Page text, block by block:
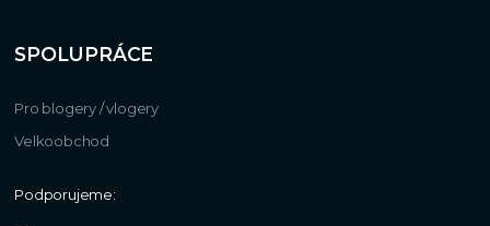
SPOLUPRÁCE
Pro blogery / vlogery
Velkoobchod
Podporujeme: